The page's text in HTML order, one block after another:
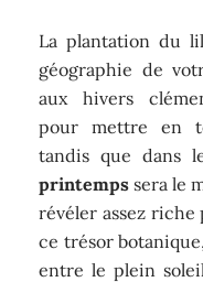
La plantation du
géographie de
aux hivers
pour mettre en
tandis que dans
printemps sera le
révéler assez
ce trésor
entre le plein